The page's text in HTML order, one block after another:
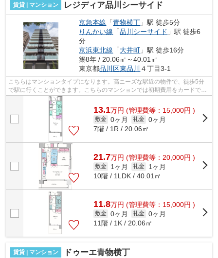
賃貸 | マンション レジディア品川シーサイド
京急本線 「青物横丁 」駅 徒歩5分
りんかい線 「品川シーサイド 」駅 徒歩6
分
京浜東北線 「大井町 」駅 徒歩16分
築8年 / 20.06㎡～40.01㎡
東京都品川区東品川 ４丁目3-1
こちらはマンションタイプになります。高ニーズな駅近の物件で、徒歩5分
で駅に行くことができます。こちらのマンションでは初期費用をカードでお
支払いいただけます。乗駅まで平坦な物...
13.1万円 (管理費等：15,000円 )
敷金 0ヶ月 礼金 0ヶ月
7階 / 1R / 20.06㎡
21.7万円 (管理費等：20,000円 )
敷金 1ヶ月 礼金
1ヶ月
10階 / 1LDK / 40.01㎡
11.8万円 (管理費等：15,000円 )
敷金 0ヶ月 礼金 0ヶ月
11階 / 1K / 20.06㎡
賃貸 | マンション ドゥーエ青物横丁